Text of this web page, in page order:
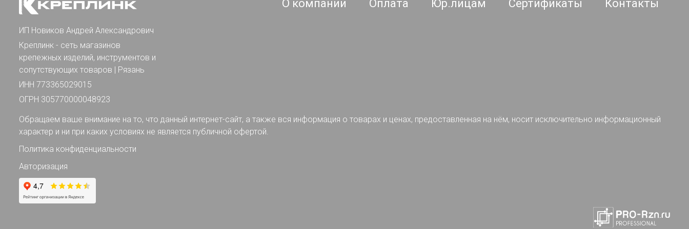
ИП Новиков Андрей Александрович
Креплинк - сеть магазинов
крепежных изделий, инструментов и
сопутствующих товаров | Рязань
ИНН 773365029015
ОГРН 305770000048923
О компании Оплата Юр.лицам Сертификаты Контакты
Обращаем ваше внимание на то, что данный интернет-сайт, а также вся информация о товарах и ценах, предоставленная на нём, носит исключительно информационный
характер и ни при каких условиях не является публичной офертой.
Политика конфиденциальности
Авторизация